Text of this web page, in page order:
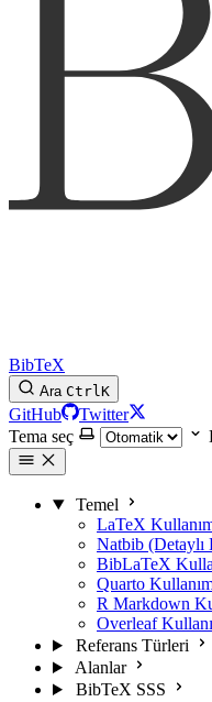
BibTeX
Ara CtrlK
GitHub
Twitter
Tema seç
Temel
LaTeX
Natbib (Detaylı
BibLaTeX
Quarto
R Markdown
Overleaf
Referans Türleri
Alanlar
BibTeX SSS